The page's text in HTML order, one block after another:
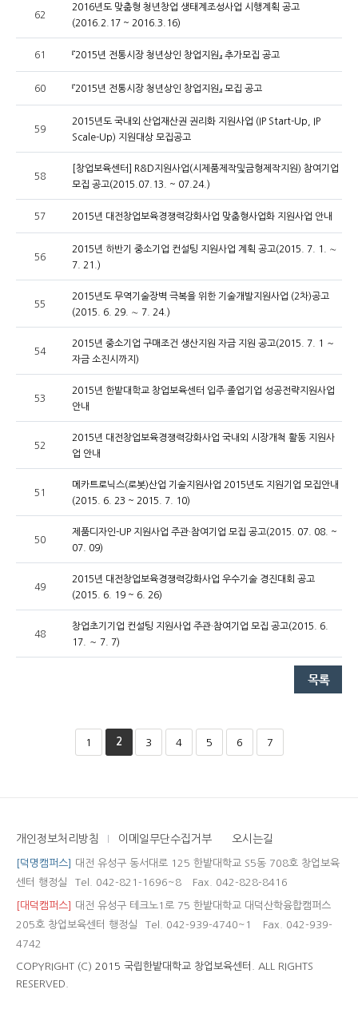
62
2016년도 맞춤형 청년창업 생태계조성사업 시행계획 공고
(2016.2.17 ~ 2016.3.16)
61 『2015년 전통시장 청년상인 창업지원』 추가모집 공고
60 『2015년 전통시장 청년상인 창업지원』 모집 공고
59
2015년도 국내외 산업재산권 권리화 지원사업 (IP Start-Up, IP
Scale-Up) 지원대상 모집공고
58
[창업보육센터] R&D지원사업(시제품제작및금형제작지원) 참여기업
모집 공고(2015.07.13. ~ 07.24.)
57 2015년 대전창업보육경쟁력강화사업 맞춤형사업화 지원사업 안내
56
2015년 하반기 중소기업 컨설팅 지원사업 계획 공고(2015. 7. 1. ∼
7. 21.)
55
2015년도 무역기술장벽 극복을 위한 기술개발지원사업 (2차)공고
(2015. 6. 29. ∼ 7. 24.)
54
2015년 중소기업 구매조건 생산지원 자금 지원 공고(2015. 7. 1 ～
자금 소진시까지)
53
2015년 한밭대학교 창업보육센터 입주·졸업기업 성공전략지원사업
안내
52
2015년 대전창업보육경쟁력강화사업 국내외 시장개척 활동 지원사
업 안내
51
메카트로닉스(로봇)산업 기술지원사업 2015년도 지원기업 모집안내
(2015. 6. 23 ~ 2015. 7. 10)
50
제품디자인-UP 지원사업 주관·참여기업 모집 공고(2015. 07. 08. ~
07. 09)
49
2015년 대전창업보육경쟁력강화사업 우수기술 경진대회 공고
(2015. 6. 19 ~ 6. 26)
48
창업초기기업 컨설팅 지원사업 주관·참여기업 모집 공고(2015. 6.
17. ～ 7. 7)
1 2 3 4 5 6 7
개인정보처리방침 이메일무단수집거부 오시는길
[덕명캠퍼스]
대전 유성구 동서대로 125 한밭대학교 S5동 708호 창업보육
센터 행정실
Tel. 042-821-1696~8 Fax. 042-828-8416
[대덕캠퍼스]
대전 유성구 테크노1로 75 한밭대학교 대덕산학융합캠퍼스
205호 창업보육센터 행정실
Tel. 042-939-4740~1
Fax. 042-939-
4742
COPYRIGHT (C) 2015 국립한밭대학교 창업보육센터.
ALL RIGHTS
RESERVED.